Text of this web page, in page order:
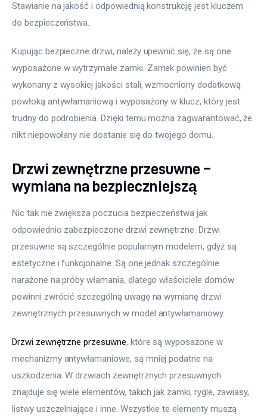
Stawianie na jakość i odpowiednią konstrukcję jest kluczem
do bezpieczeństwa.
Kupując bezpieczne drzwi, należy upewnić się, że są one
wyposażone w wytrzymałe zamki. Zamek powinien być
wykonany z wysokiej jakości stali, wzmocniony dodatkową
powłoką antywłamaniową i wyposażony w klucz, który jest
trudny do podrobienia. Dzięki temu można zagwarantować, że
nikt niepowołany nie dostanie się do twojego domu.
Drzwi zewnętrzne przesuwne –
wymiana na bezpieczniejszą
Nic tak nie zwiększa poczucia bezpieczeństwa jak
odpowiednio zabezpieczone drzwi zewnętrzne. Drzwi
przesuwne są szczególnie popularnym modelem, gdyż są
estetyczne i funkcjonalne. Są one jednak szczególnie
narażone na próby włamania, dlatego właściciele domów
powinni zwrócić szczególną uwagę na wymianę drzwi
zewnętrznych przesuwnych w model antywłamaniowy.
Drzwi zewnętrzne przesuwne, które są wyposażone w
mechanizmy antywłamaniowe, są mniej podatne na
uszkodzenia. W drzwiach zewnętrznych przesuwnych
znajduje się wiele elementów, takich jak zamki, rygle, zawiasy,
listwy uszczelniające i inne. Wszystkie te elementy muszą